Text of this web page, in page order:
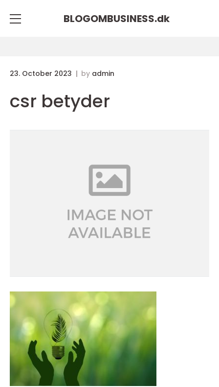
BLOGOMBUSINESS.dk
23. October 2023 by admin
csr betyder